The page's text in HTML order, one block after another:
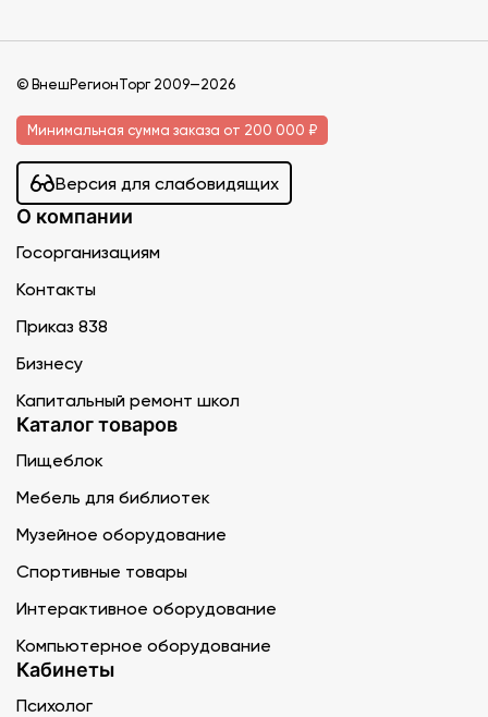
© ВнешРегионТорг 2009—2026
Минимальная сумма заказа от 200 000 ₽
Версия для слабовидящих
О компании
Госорганизациям
Контакты
Приказ 838
Бизнесу
Капитальный ремонт школ
Каталог товаров
Пищеблок
Мебель для библиотек
Музейное оборудование
Спортивные товары
Интерактивное оборудование
Компьютерное оборудование
Кабинеты
Психолог